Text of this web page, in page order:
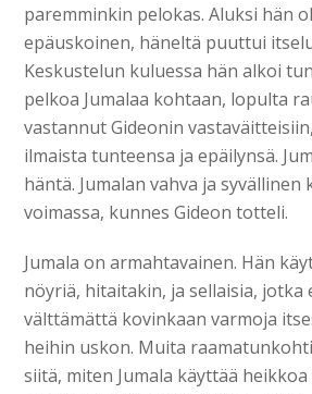
paremminkin pelokas. Aluksi hän
epäuskoinen, häneltä puuttui
Keskustelun kuluessa hän alkoi
pelkoa Jumalaa kohtaan, lopulta
vastannut Gideonin
ilmaista tunteensa ja epäilynsä.
häntä. Jumalan vahva ja syvällinen
voimassa, kunnes Gideon totteli.
Jumala on armahtavainen. Hän
nöyriä, hitaitakin, ja sellaisia, jotka
välttämättä kovinkaan varmoja
heihin uskon. Muita
siitä, miten Jumala käyttää